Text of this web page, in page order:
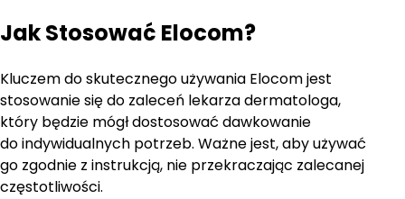
Jak Stosować Elocom?
Kluczem do skutecznego używania Elocom jest
stosowanie się do zaleceń lekarza dermatologa,
który będzie mógł dostosować dawkowanie
do indywidualnych potrzeb. Ważne jest, aby używać
go zgodnie z instrukcją, nie przekraczając zalecanej
częstotliwości.